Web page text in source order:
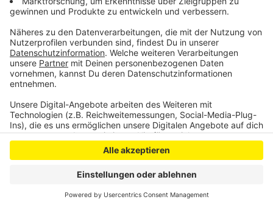
Anzeige
Anzeige